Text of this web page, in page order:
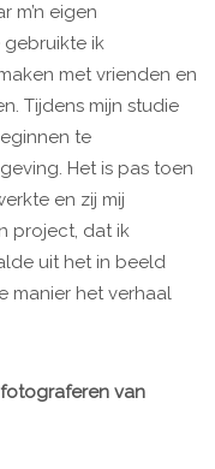
m’n eigen
ik
met vrienden en
Tijdens mijn studie
te
Het is pas toen
en zij mij
project, dat ik
uit het in beeld
manier het verhaal
van